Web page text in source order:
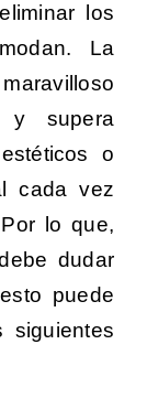
los
La
y supera
o
cada vez
lo que,
dudar
puede
siguientes